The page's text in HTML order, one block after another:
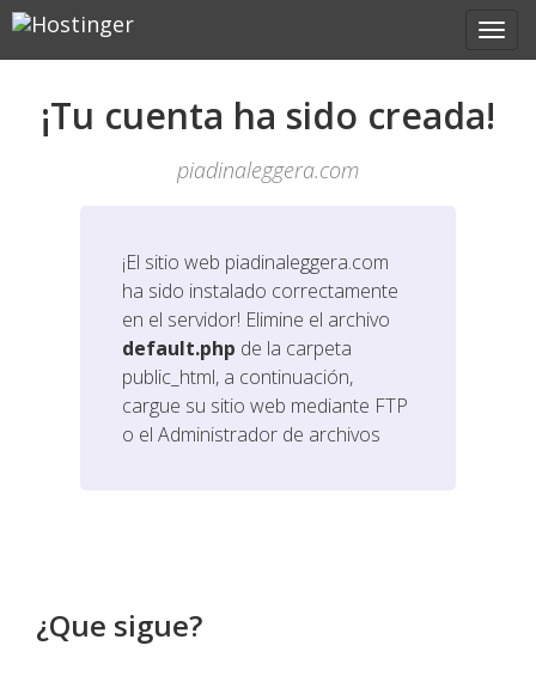
¡Tu cuenta ha sido creada!
piadinaleggera.com
¡El sitio web piadinaleggera.com
ha sido instalado correctamente
en el servidor! Elimine el archivo
default.php de la carpeta
public_html, a continuación,
cargue su sitio web mediante FTP
o el Administrador de archivos
¿Que sigue?